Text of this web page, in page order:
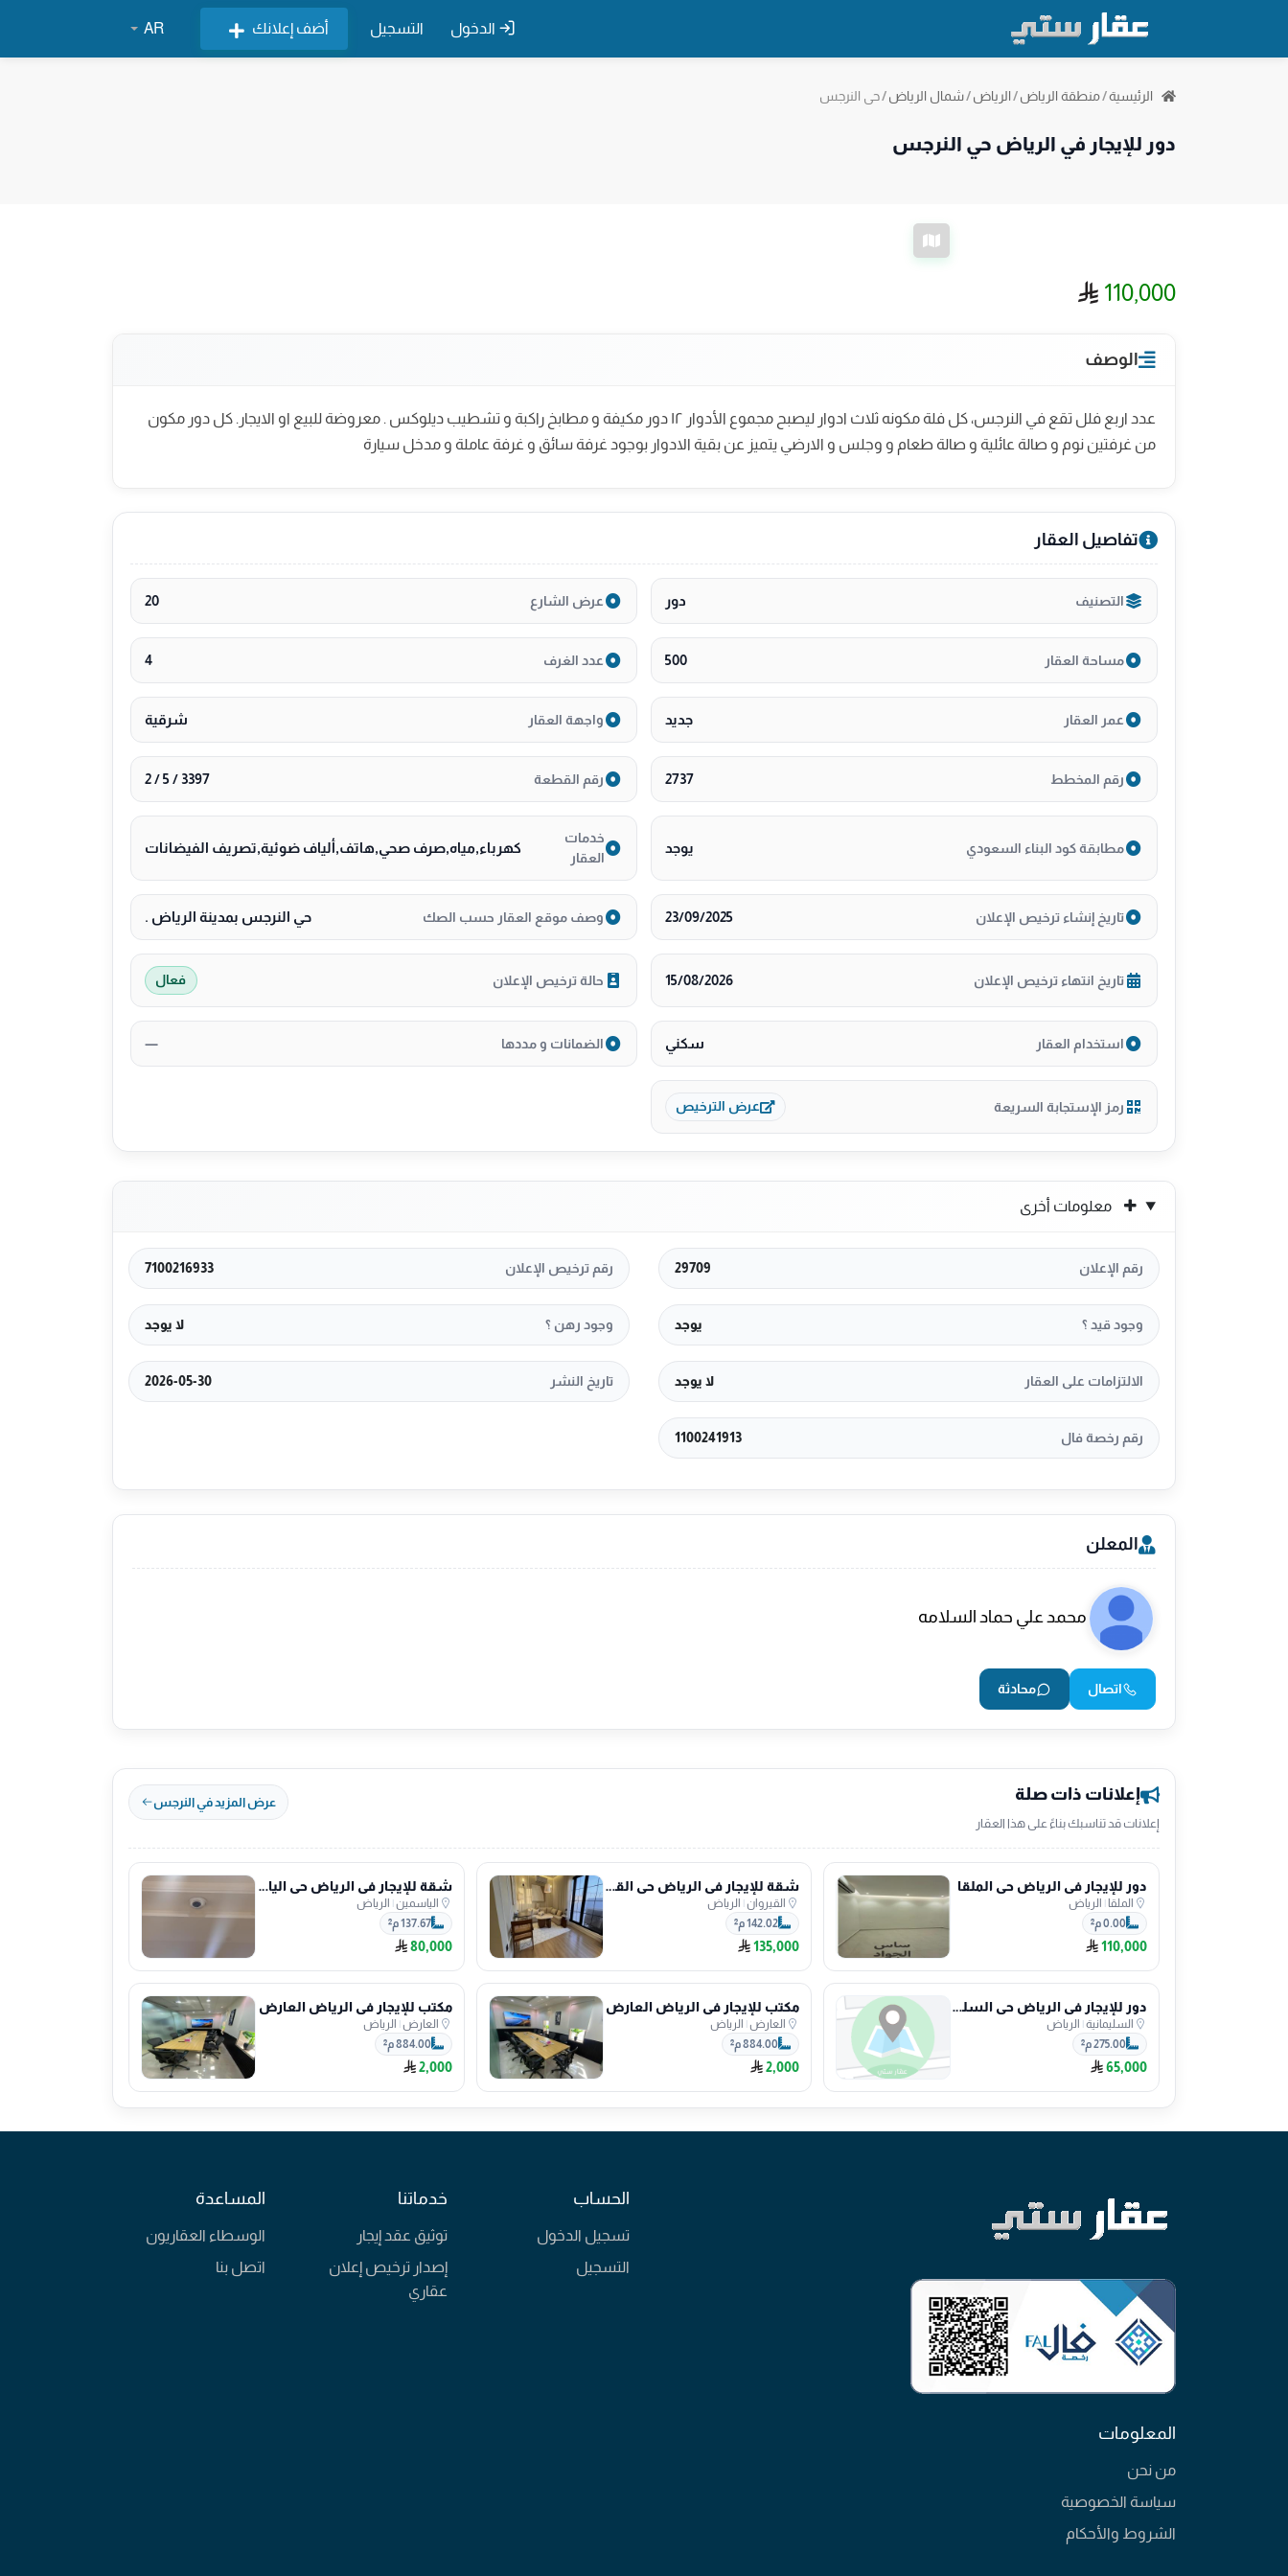
الدخول التسجيل أضف إعلانك AR
الرئيسية/منطقة الرياض/الرياض/شمال الرياض/حي النرجس
دور للإيجار في الرياض حي النرجس
110,000
الوصف
عدد اربع فلل تقع في النرجس، كل فلة مكونه ثلاث ادوار ليصبح مجموع الأدوار ١٢ دور مكيفة و مطابخ راكبة و تشطيب ديلوكس . معروضة للبيع او الايجار. كل دور مكون
من غرفتين نوم و صالة عائلية و صالة طعام و وجلس و الارضي يتميز عن بقية الادوار بوجود غرفة سائق و غرفة عاملة و مدخل سيارة
تفاصيل العقار
التصنيف دور عرض الشارع 20
مساحة العقار 500 عدد الغرف 4
عمر العقار جديد واجهة العقار شرقية
رقم المخطط 2737 رقم القطعة 3397 / 5 / 2
مطابقة كود البناء السعودي يوجد
خدمات
العقار
كهرباء,مياه,صرف صحي,هاتف,ألياف ضوئية,تصريف الفيضانات
تاريخ إنشاء ترخيص الإعلان 23/09/2025 وصف موقع العقار حسب الصك حي النرجس بمدينة الرياض .
تاريخ انتهاء ترخيص الإعلان 15/08/2026 حالة ترخيص الإعلان فعال
استخدام العقار سكني الضمانات و مددها —
رمز الإستجابة السريعة عرض الترخيص
معلومات أخرى
رقم الإعلان 29709 رقم ترخيص الإعلان 7100216933
وجود قيد ؟ يوجد وجود رهن ؟ لا يوجد
الالتزامات على العقار لا يوجد تاريخ النشر 2026-05-30
رقم رخصة فال 1100241913
المعلن
محمد علي حماد السلامه
اتصال محادثة
إعلانات ذات صلة
إعلانات قد تناسبك بناءً على هذا العقار
عرض المزيد في النرجس
دور للإيجار في الرياض حي الملقا
الملقا| الرياض
0.00 م²
110,000
شقة للإيجار في الرياض حي القيروان
القيروان| الرياض
142.02 م²
135,000
شقة للإيجار في الرياض حي الياسمين
الياسمين| الرياض
137.67 م²
80,000
دور للإيجار في الرياض حي السليمانية
السليمانية| الرياض
275.00 م²
65,000
مكتب للإيجار في الرياض العارض
العارض| الرياض
884.00 م²
2,000
مكتب للإيجار في الرياض العارض
العارض| الرياض
884.00 م²
2,000
الحساب
تسجيل الدخول
التسجيل
خدماتنا
توثيق عقد إيجار
إصدار ترخيص إعلان
عقاري
المساعدة
الوسطاء العقاريون
اتصل بنا
المعلومات
من نحن
سياسة الخصوصية
الشروط والأحكام